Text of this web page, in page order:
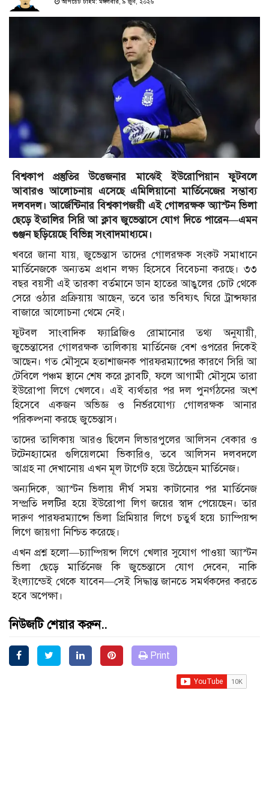
আপডেট টাইম: মঙ্গলবার, ৯ জুন, ২০২৬
বিশ্বকাপ প্রস্তুতির উত্তেজনার মাঝেই ইউরোপিয়ান ফুটবলে
আবারও আলোচনায় এসেছে এমিলিয়ানো মার্তিনেজের সম্ভাব্য
দলবদল। আর্জেন্টিনার বিশ্বকাপজয়ী এই গোলরক্ষক অ্যাস্টন ভিলা
ছেড়ে ইতালির সিরি আ ক্লাব জুভেন্তাসে যোগ দিতে পারেন—এমন
গুঞ্জন ছড়িয়েছে বিভিন্ন সংবাদমাধ্যমে।
খবরে জানা যায়, জুভেন্তাস তাদের গোলরক্ষক সংকট সমাধানে
মার্তিনেজকে অন্যতম প্রধান লক্ষ্য হিসেবে বিবেচনা করছে। ৩৩
বছর বয়সী এই তারকা বর্তমানে ডান হাতের আঙুলের চোট থেকে
সেরে ওঠার প্রক্রিয়ায় আছেন, তবে তার ভবিষ্যৎ ঘিরে ট্রান্সফার
বাজারে আলোচনা থেমে নেই।
ফুটবল সাংবাদিক ফ্যাব্রিজিও রোমানোর তথ্য অনুযায়ী,
জুভেন্তাসের গোলরক্ষক তালিকায় মার্তিনেজ বেশ ওপরের দিকেই
আছেন। গত মৌসুমে হতাশাজনক পারফরম্যান্সের কারণে সিরি আ
টেবিলে পঞ্চম স্থানে শেষ করে ক্লাবটি, ফলে আগামী মৌসুমে তারা
ইউরোপা লিগে খেলবে। এই ব্যর্থতার পর দল পুনর্গঠনের অংশ
হিসেবে একজন অভিজ্ঞ ও নির্ভরযোগ্য গোলরক্ষক আনার
পরিকল্পনা করছে জুভেন্তাস।
তাদের তালিকায় আরও ছিলেন লিভারপুলের আলিসন বেকার ও
টটেনহ্যামের গুলিয়েলমো ভিকারিও, তবে আলিসন দলবদলে
আগ্রহ না দেখানোয় এখন মূল টার্গেট হয়ে উঠেছেন মার্তিনেজ।
অন্যদিকে, অ্যাস্টন ভিলায় দীর্ঘ সময় কাটানোর পর মার্তিনেজ
সম্প্রতি দলটির হয়ে ইউরোপা লিগ জয়ের স্বাদ পেয়েছেন। তার
দারুণ পারফরম্যান্সে ভিলা প্রিমিয়ার লিগে চতুর্থ হয়ে চ্যাম্পিয়ন্স
লিগে জায়গা নিশ্চিত করেছে।
এখন প্রশ্ন হলো—চ্যাম্পিয়ন্স লিগে খেলার সুযোগ পাওয়া অ্যাস্টন
ভিলা ছেড়ে মার্তিনেজ কি জুভেন্তাসে যোগ দেবেন, নাকি
ইংল্যান্ডেই থেকে যাবেন—সেই সিদ্ধান্ত জানতে সমর্থকদের করতে
হবে অপেক্ষা।
নিউজটি শেয়ার করুন..
Print